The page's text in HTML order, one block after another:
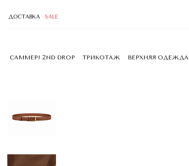
ДОСТАВКА SALE
САММЕР! 2ND DROP ТРИКОТАЖ ВЕРХНЯЯ ОДЕЖДА